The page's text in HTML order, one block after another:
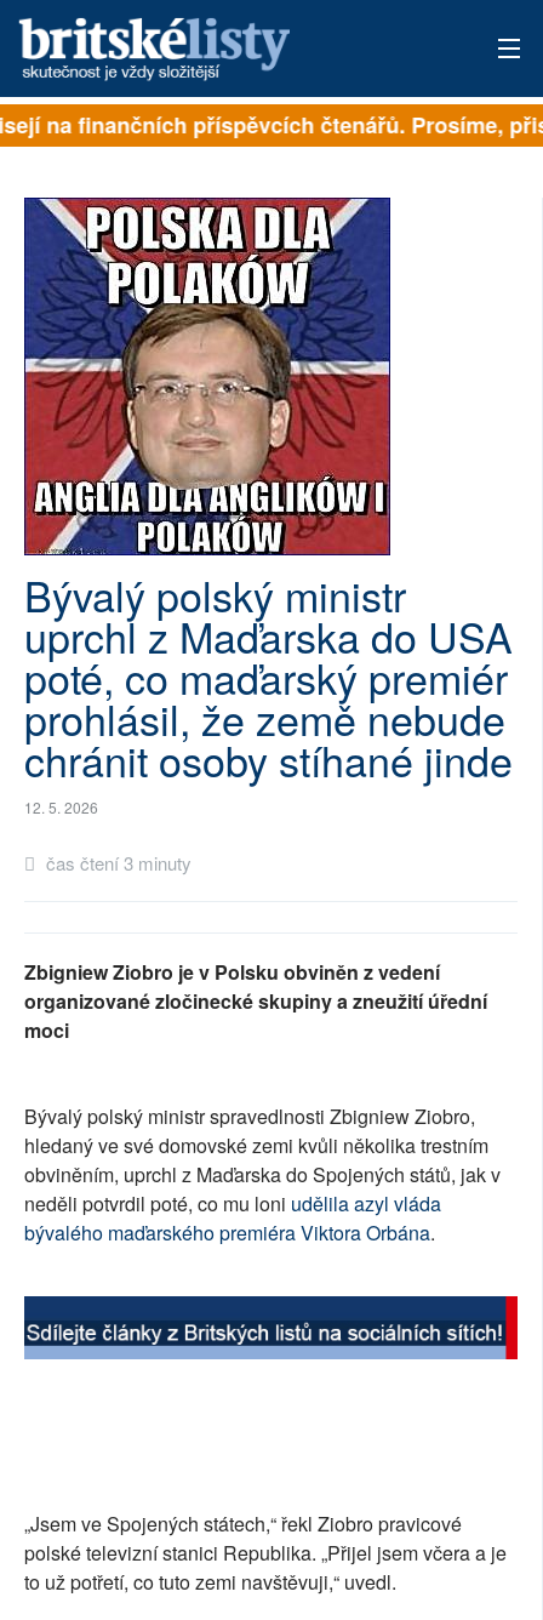
PŘIHLÁSIT
ARCHIV
ROZHOVORY
TÉMATA
NEJČTENĚJŠÍ ZA 7 DNÍ
PŘÍSPĚVKY NA PROVOZ
RUBRIKY
PLNÁ VERZE STRÁNEK
na finančních příspěvcích čtenářů. Prosíme,
Bývalý polský ministr
uprchl z Maďarska do USA
poté, co maďarský premiér
prohlásil, že země nebude
chránit osoby stíhané jinde
12. 5. 2026
čas čtení 3 minuty
Zbigniew Ziobro je v Polsku obviněn z vedení
organizované zločinecké skupiny a zneužití úřední
moci
Bývalý polský ministr spravedlnosti Zbigniew Ziobro,
hledaný ve své domovské zemi kvůli několika trestním
obviněním, uprchl z Maďarska do Spojených států, jak v
neděli potvrdil poté, co mu loni udělila azyl vláda
bývalého maďarského premiéraViktora Orbána.
„Jsem ve Spojených státech,“ řekl Ziobro pravicové
polské televizní stanici Republika. „Přijel jsem včera a je
to už potřetí, co tuto zemi navštěvuji,“ uvedl.